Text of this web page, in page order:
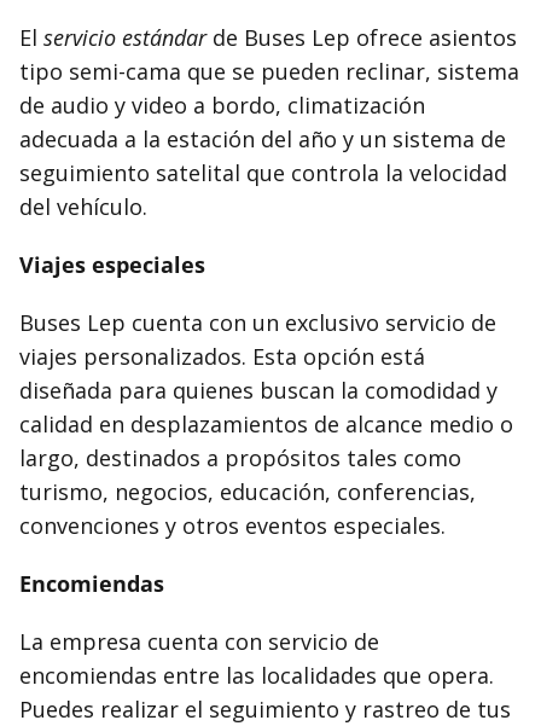
El servicio estándarde Buses Lep ofrece asientos
tipo semi-cama que se pueden reclinar, sistema
de audio y video a bordo, climatización
adecuada a la estación del año y un sistema de
seguimiento satelital que controla la velocidad
del vehículo.
Viajes especiales
Buses Lep cuenta con un exclusivo servicio de
viajes personalizados. Esta opción está
diseñada para quienes buscan la comodidad y
calidad en desplazamientos de alcance medio o
largo, destinados a propósitos tales como
turismo, negocios, educación, conferencias,
convenciones y otros eventos especiales.
Encomiendas
La empresa cuenta con servicio de
encomiendas entre las localidades que opera.
Puedes realizar el seguimiento y rastreo de tus